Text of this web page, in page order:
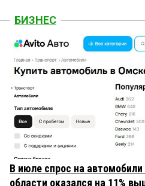
БИЗНЕС
В июле спрос на
области оказался на 11%